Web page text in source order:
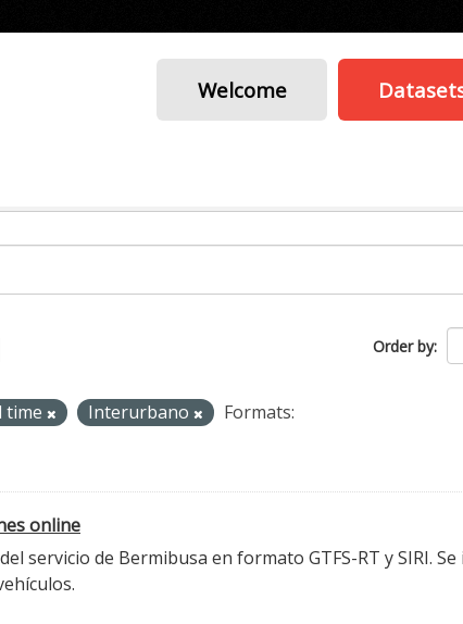
Welcome
Order by
time Interurbano
Formats:
online
servicio de Bermibusa en formato GTFS-RT y SIRI.